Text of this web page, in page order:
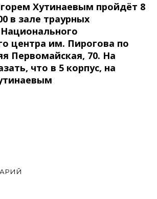
Хутинаевым пройдёт 8
в зале траурных
центра им. Пирогова по
Первомайская, 70. На
что в 5 корпус, на